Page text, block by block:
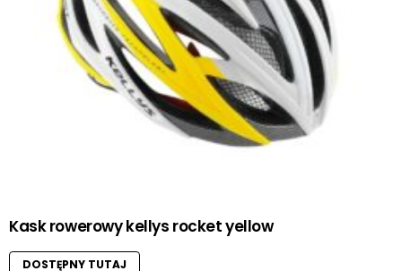
Kask rowerowy kellys rocket yellow
DOSTĘPNY TUTAJ